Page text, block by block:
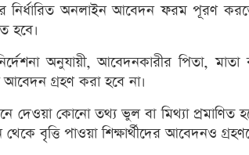
নির্ধারিত অনলাইন আবেদন ফরম পূরণ
হবে।
অনুযায়ী, আবেদনকারীর পিতা,
গ্রহণ করা হবে না।
দেওয়া কোনো তথ্য ভুল বা মিথ্যা
থেকে বৃত্তি পাওয়া শিক্ষার্থীদের আবেদনও